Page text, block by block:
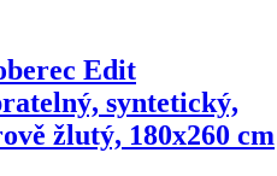
Edit
syntetický,
žlutý, 180x260 cm